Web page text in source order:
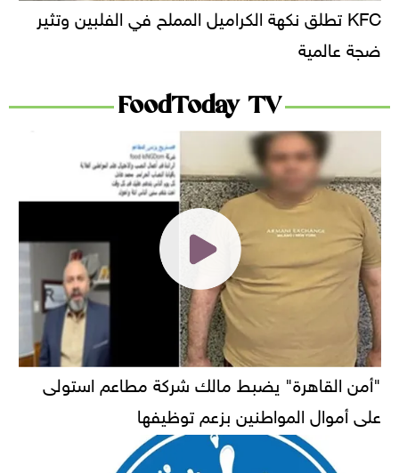
KFC تطلق نكهة الكراميل المملح في الفلبين وتثير
ضجة عالمية
FoodToday TV
"أمن القاهرة" يضبط مالك شركة مطاعم استولى
على أموال المواطنين بزعم توظيفها